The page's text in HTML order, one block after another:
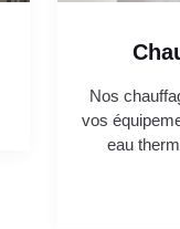
Nos
vos
eau